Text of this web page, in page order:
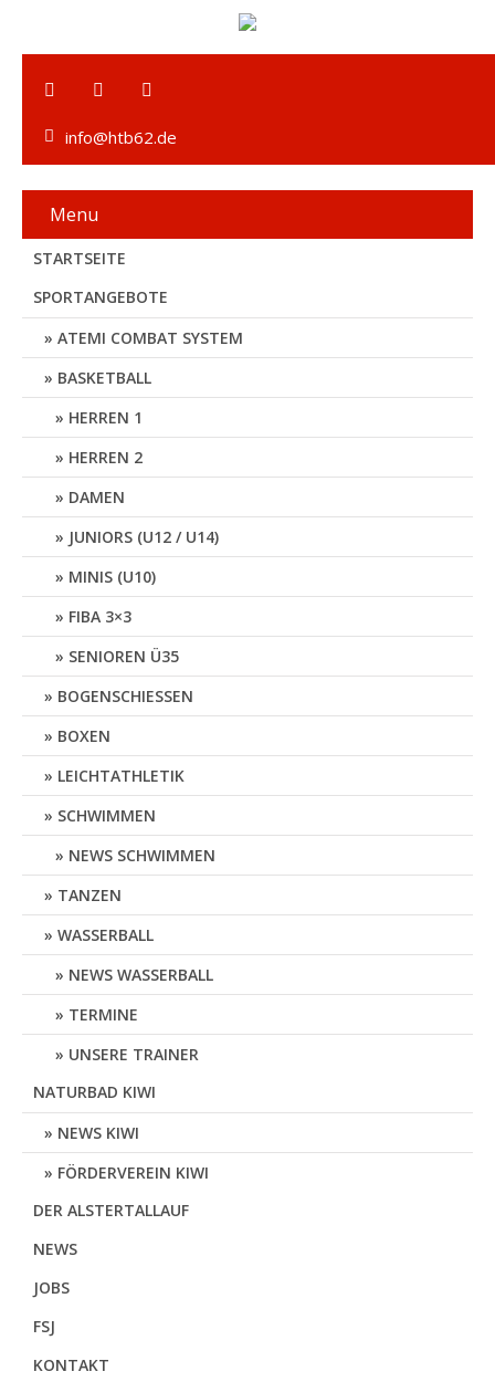
info@htb62.de
Menu
STARTSEITE
SPORTANGEBOTE
ATEMI COMBAT SYSTEM
BASKETBALL
HERREN 1
HERREN 2
DAMEN
JUNIORS (U12 / U14)
MINIS (U10)
FIBA 3×3
SENIOREN Ü35
BOGENSCHIESSEN
BOXEN
LEICHTATHLETIK
SCHWIMMEN
NEWS SCHWIMMEN
TANZEN
WASSERBALL
NEWS WASSERBALL
TERMINE
UNSERE TRAINER
NATURBAD KIWI
NEWS KIWI
FÖRDERVEREIN KIWI
DER ALSTERTALLAUF
NEWS
JOBS
FSJ
KONTAKT